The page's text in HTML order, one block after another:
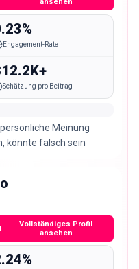
ansehen
Engagement-Rate
Schätzung pro Beitrag
Meinung
könnte falsch sein
Vollständiges Profil
ansehen